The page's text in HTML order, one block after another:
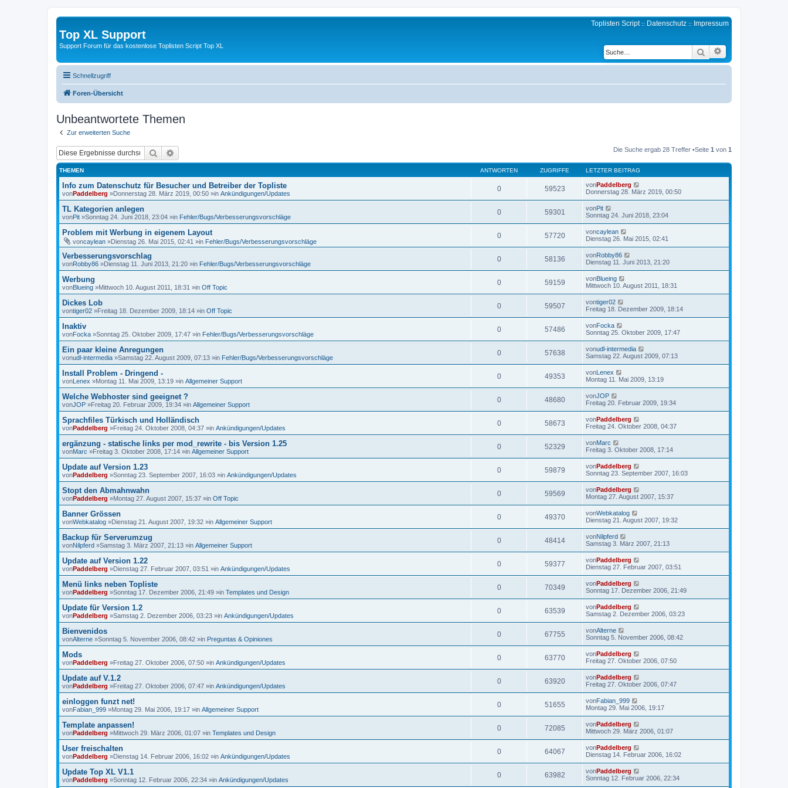
Top XL Support
Support Forum für das kostenlose Toplisten Script Top XL
Toplisten Script:: Datenschutz :: Impressum
Suche
Schnellzugriff
Foren-Übersicht
Unbeantwortete Themen
Zur erweiterten Suche
Suche Die Suche ergab 28 Treffer •Seite 1 von 1
THEMEN ANTWORTEN ZUGRIFFE LETZTER BEITRAG
Info zum Datenschutz für Besucher und Betreiber der Topliste
vonPaddelberg »Donnerstag 28. März 2019, 00:50 »in Ankündigungen/Updates
0 59523 vonPaddelberg
Donnerstag 28. März 2019, 00:50
TL Kategorien anlegen
vonPit »Sonntag 24. Juni 2018, 23:04 »in Fehler/Bugs/Verbesserungsvorschläge
0 59301 vonPit
Sonntag 24. Juni 2018, 23:04
Problem mit Werbung in eigenem Layout
voncaylean »Dienstag 26. Mai 2015, 02:41 »in Fehler/Bugs/Verbesserungsvorschläge
0 57720 voncaylean
Dienstag 26. Mai 2015, 02:41
Verbesserungsvorschlag
vonRobby86 »Dienstag 11. Juni 2013, 21:20 »in Fehler/Bugs/Verbesserungsvorschläge
0 58136 vonRobby86
Dienstag 11. Juni 2013, 21:20
Werbung
vonBlueing »Mittwoch 10. August 2011, 18:31 »in Off Topic
0 59159 vonBlueing
Mittwoch 10. August 2011, 18:31
Dickes Lob
vontiger02 »Freitag 18. Dezember 2009, 18:14 »in Off Topic
0 59507 vontiger02
Freitag 18. Dezember 2009, 18:14
Inaktiv
vonFocka »Sonntag 25. Oktober 2009, 17:47 »in Fehler/Bugs/Verbesserungsvorschläge
0 57486 vonFocka
Sonntag 25. Oktober 2009, 17:47
Ein paar kleine Anregungen
vonudl-intermedia »Samstag 22. August 2009, 07:13 »in Fehler/Bugs/Verbesserungsvorschläge
0 57638 vonudl-intermedia
Samstag 22. August 2009, 07:13
Install Problem - Dringend -
vonLenex »Montag 11. Mai 2009, 13:19 »in Allgemeiner Support
0 49353 vonLenex
Montag 11. Mai 2009, 13:19
Welche Webhoster sind geeignet ?
vonJOP »Freitag 20. Februar 2009, 19:34 »in Allgemeiner Support
0 48680 vonJOP
Freitag 20. Februar 2009, 19:34
Sprachfiles Türkisch und Holländisch
vonPaddelberg »Freitag 24. Oktober 2008, 04:37 »in Ankündigungen/Updates
0 58673 vonPaddelberg
Freitag 24. Oktober 2008, 04:37
ergänzung - statische links per mod_rewrite - bis Version 1.25
vonMarc »Freitag 3. Oktober 2008, 17:14 »in Allgemeiner Support
0 52329 vonMarc
Freitag 3. Oktober 2008, 17:14
Update auf Version 1.23
vonPaddelberg »Sonntag 23. September 2007, 16:03 »in Ankündigungen/Updates
0 59879 vonPaddelberg
Sonntag 23. September 2007, 16:03
Stopt den Abmahnwahn
vonPaddelberg »Montag 27. August 2007, 15:37 »in Off Topic
0 59569 vonPaddelberg
Montag 27. August 2007, 15:37
Banner Grössen
vonWebkatalog »Dienstag 21. August 2007, 19:32 »in Allgemeiner Support
0 49370 vonWebkatalog
Dienstag 21. August 2007, 19:32
Backup für Serverumzug
vonNilpferd »Samstag 3. März 2007, 21:13 »in Allgemeiner Support
0 48414 vonNilpferd
Samstag 3. März 2007, 21:13
Update auf Version 1.22
vonPaddelberg »Dienstag 27. Februar 2007, 03:51 »in Ankündigungen/Updates
0 59377 vonPaddelberg
Dienstag 27. Februar 2007, 03:51
Menü links neben Topliste
vonPaddelberg »Sonntag 17. Dezember 2006, 21:49 »in Templates und Design
0 70349 vonPaddelberg
Sonntag 17. Dezember 2006, 21:49
Update für Version 1.2
vonPaddelberg »Samstag 2. Dezember 2006, 03:23 »in Ankündigungen/Updates
0 63539 vonPaddelberg
Samstag 2. Dezember 2006, 03:23
Bienvenidos
vonAlterne »Sonntag 5. November 2006, 08:42 »in Preguntas & Opiniones
0 67755 vonAlterne
Sonntag 5. November 2006, 08:42
Mods
vonPaddelberg »Freitag 27. Oktober 2006, 07:50 »in Ankündigungen/Updates
0 63770 vonPaddelberg
Freitag 27. Oktober 2006, 07:50
Update auf V.1.2
vonPaddelberg »Freitag 27. Oktober 2006, 07:47 »in Ankündigungen/Updates
0 63920 vonPaddelberg
Freitag 27. Oktober 2006, 07:47
einloggen funzt net!
vonFabian_999 »Montag 29. Mai 2006, 19:17 »in Allgemeiner Support
0 51655 vonFabian_999
Montag 29. Mai 2006, 19:17
Template anpassen!
vonPaddelberg »Mittwoch 29. März 2006, 01:07 »in Templates und Design
0 72085 vonPaddelberg
Mittwoch 29. März 2006, 01:07
User freischalten
vonPaddelberg »Dienstag 14. Februar 2006, 16:02 »in Ankündigungen/Updates
0 64067 vonPaddelberg
Dienstag 14. Februar 2006, 16:02
Update Top XL V1.1
vonPaddelberg »Sonntag 12. Februar 2006, 22:34 »in Ankündigungen/Updates
0 63982 vonPaddelberg
Sonntag 12. Februar 2006, 22:34